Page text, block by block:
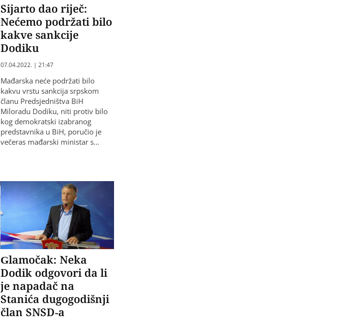
Sijarto dao riječ:
Nećemo podržati bilo
kakve sankcije
Dodiku
07.04.2022. | 21:47
Mađarska neće podržati bilo
kakvu vrstu sankcija srpskom
članu Predsjedništva BiH
Miloradu Dodiku, niti protiv bilo
kog demokratski izabranog
predstavnika u BiH, poručio je
večeras mađarski ministar s…
Glamočak: Neka
Dodik odgovori da li
je napadač na
Stanića dugogodišnji
član SNSD-a